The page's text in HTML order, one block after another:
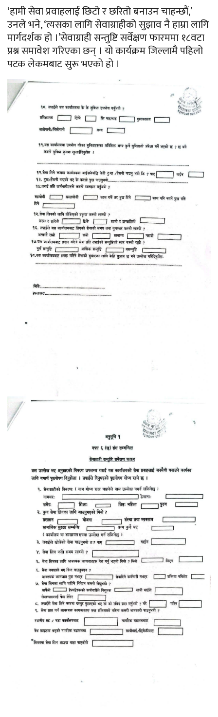
‘हामी सेवा प्रवाहलाई छिटो र छरितो बनाउन चाहन्छौं,’
उनले भने, ‘त्यसका लागि सेवाग्राहीको सुझाव नै हाम्रा लागि
मार्गदर्शक हो ।’सेवाग्राही सन्तुष्टि सर्वेक्षण फारममा १८वटा
प्रश्न समावेश गरिएका छन् । यो कार्यक्रम जिल्लामै पहिलो
पटक लेकमबाट सुरू भएको हो ।